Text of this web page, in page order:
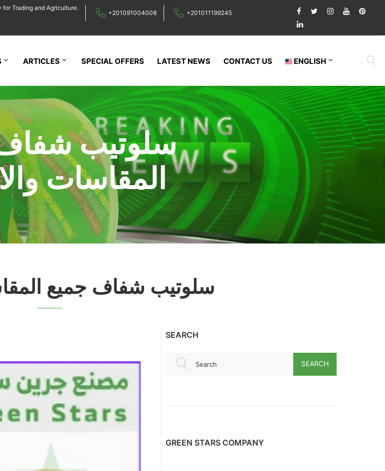
Trading and Agriculture.
+201091004008 +201011199245
ARTICLES SPECIAL OFFERS LATEST NEWS CONTACT US ENGLISH
سلوتيب
المقاسات
سلوتيب شفاف جميع
SEARCH
Search SEARCH
GREEN STARS COMPANY